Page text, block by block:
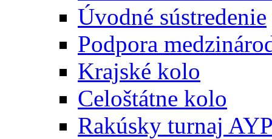
Úvodné sústredenie
Podpora
Krajské kolo
Celoštátne kolo
Rakúsky turnaj